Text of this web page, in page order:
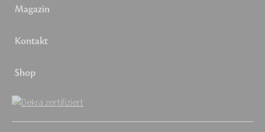
Magazin
Kontakt
Shop